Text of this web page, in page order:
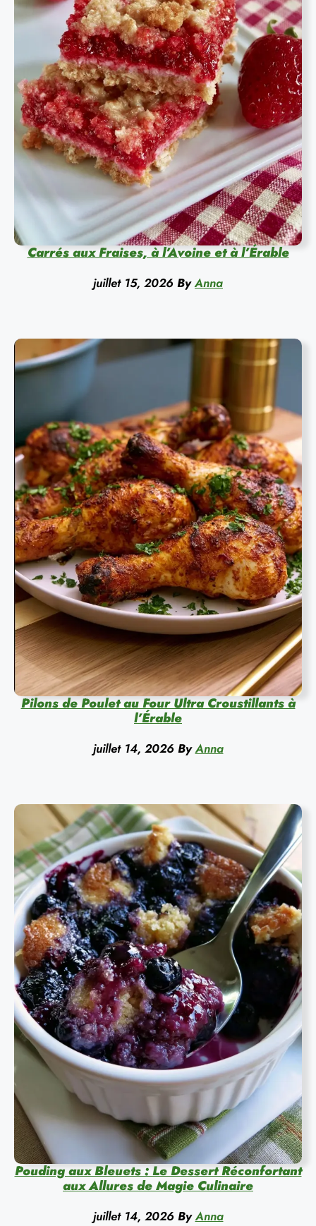
Carrés aux Fraises, à l’Avoine et à l’Érable
juillet 15, 2026 By Anna
Pilons de Poulet au Four Ultra Croustillants à
l’Érable
juillet 14, 2026 By Anna
Pouding aux Bleuets : Le Dessert Réconfortant
aux Allures de Magie Culinaire
juillet 14, 2026 By Anna